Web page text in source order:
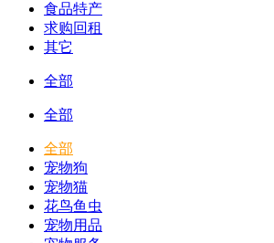
食品特产
求购回租
其它
全部
全部
全部
宠物狗
宠物猫
花鸟鱼虫
宠物用品